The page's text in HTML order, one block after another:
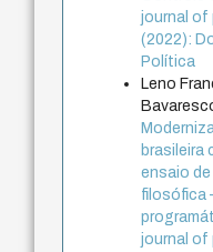
journal of
(2022):
Política
Leno
brasileira
ensaio
filosófica
journal of